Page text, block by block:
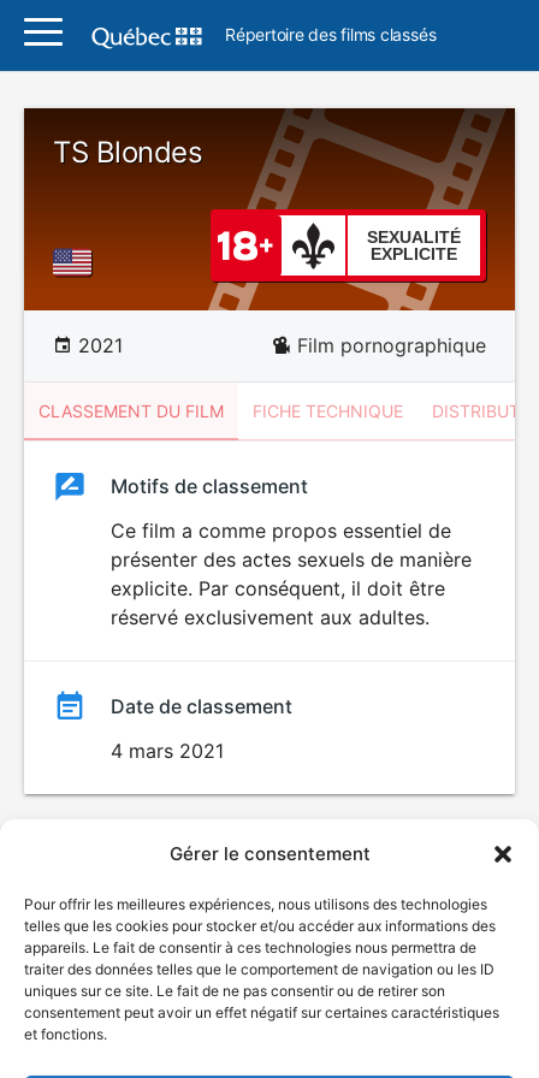
Gérer le consentement
Pour offrir les meilleures expériences, nous utilisons des technologies
telles que les cookies pour stocker et/ou accéder aux informations des
appareils. Le fait de consentir à ces technologies nous permettra de
traiter des données telles que le comportement de navigation ou les ID
uniques sur ce site. Le fait de ne pas consentir ou de retirer son
consentement peut avoir un effet négatif sur certaines caractéristiques
et fonctions.
Répertoire des films classés
TS Blondes
SEXUALITÉ
EXPLICITE
2021 Film pornographique
CLASSEMENT DU FILM FICHE TECHNIQUE
ClassementClassement
SEXUALITÉ
EXPLICITE
Motifs de classement
Ce film a comme propos essentiel de
présenter des actes sexuels de manière
explicite. Par conséquent, il doit être
réservé exclusivement aux adultes.
Date de classement
4 mars 2021